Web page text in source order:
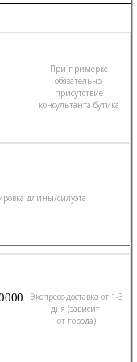
При примерке
обязательно
присутствие
консультанта бутика
длины/силуэта
Экспресс-доставка от 1-3
дня (зависит
от города)